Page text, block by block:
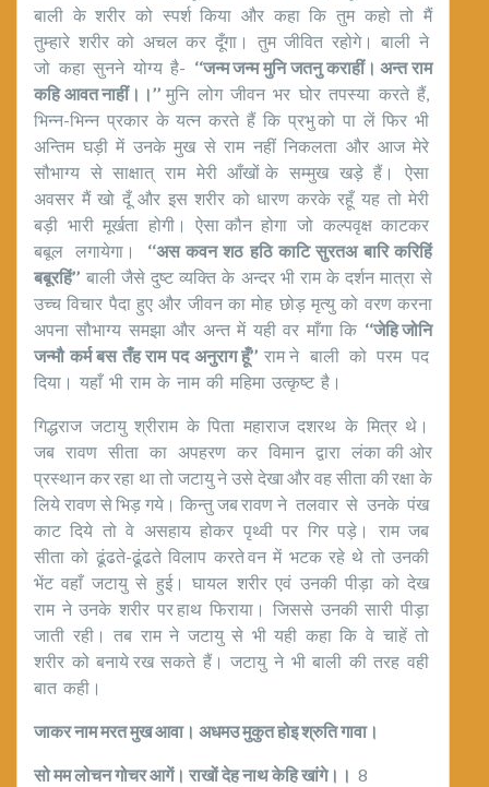
बाली के शरीर को स्पर्श किया और कहा कि तुम कहो तो मैं
तुम्हारे शरीर को अचल कर दूँगा। तुम जीवित रहोगे। बाली ने
जो कहा सुनने योग्य है- ‘‘जन्म जन्म मुनि जतनु कराहीं। अन्त राम
कहि आवत नाहीं।।’’ मुनि लोग जीवन भर घोर तपस्या करते हैं,
भिन्न-भिन्न प्रकार के यत्न करते हैं कि प्रभु को पा लें फिर भी
अन्तिम घड़ी में उनके मुख से राम नहीं निकलता और आज मेरे
सौभाग्य से साक्षात् राम मेरी आँखों के सम्मुख खड़े हैं। ऐसा
अवसर मैं खो दूँ और इस शरीर को धारण करके रहूँ यह तो मेरी
बड़ी भारी मूर्खता होगी। ऐसा कौन होगा जो कल्पवृक्ष काटकर
बबूल लगायेगा। ‘‘अस कवन शठ हठि काटि सुरतअ बारि करिहिं
बबूरहिं’’ बाली जैसे दुष्ट व्यक्ति के अन्दर भी राम के दर्शन मात्रा से
उच्च विचार पैदा हुए और जीवन का मोह छोड़ मृत्यु को वरण करना
अपना सौभाग्य समझा और अन्त में यही वर माँगा कि ‘‘जेहि जोनि
जन्मौ कर्म बस तँह राम पद अनुराग हूँ’’ राम ने बाली को परम पद
दिया। यहाँ भी राम के नाम की महिमा उत्कृष्ट है।
गिद्धराज जटायु श्रीराम के पिता महाराज दशरथ के मित्र थे।
जब रावण सीता का अपहरण कर विमान द्वारा लंका की ओर
प्रस्थान कर रहा था तो जटायु ने उसे देखा और वह सीता की रक्षा के
लिये रावण से भिड़ गये। किन्तु जब रावण ने तलवार से उनके पंख
काट दिये तो वे असहाय होकर पृथ्वी पर गिर पड़े। राम जब
सीता को ढूंढते-ढूंढते विलाप करते वन में भटक रहे थे तो उनकी
भेंट वहाँ जटायु से हुई। घायल शरीर एवं उनकी पीड़ा को देख
राम ने उनके शरीर पर हाथ फिराया। जिससे उनकी सारी पीड़ा
जाती रही। तब राम ने जटायु से भी यही कहा कि वे चाहें तो
शरीर को बनाये रख सकते हैं। जटायु ने भी बाली की तरह वही
बात कही।
जाकर नाम मरत मुख आवा। अधमउ मुकुत होइ श्रुति गावा।
सो मम लोचन गोचर आगें। राखों देह नाथ केहि खांगे।। 8